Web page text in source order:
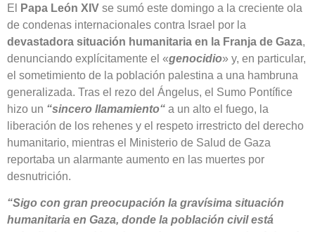
El Papa León XIV se sumó este domingo a la creciente ola
de condenas internacionales contra Israel por la
devastadora situación humanitaria en la Franja de Gaza,
denunciando explícitamente el «genocidio» y, en particular,
el sometimiento de la población palestina a una hambruna
generalizada. Tras el rezo del Ángelus, el Sumo Pontífice
hizo un “sincero llamamiento“ a un alto el fuego, la
liberación de los rehenes y el respeto irrestricto del derecho
humanitario, mientras el Ministerio de Salud de Gaza
reportaba un alarmante aumento en las muertes por
desnutrición.
“Sigo con gran preocupación la gravísima situación
humanitaria en Gaza, donde la población civil está